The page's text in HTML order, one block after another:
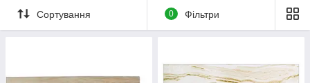
Сортування 0 Фільтри